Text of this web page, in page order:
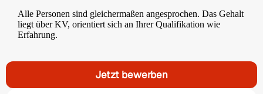
Alle Personen sind gleichermaßen angesprochen. Das Gehalt
liegt über KV, orientiert sich an Ihrer Qualifikation wie
Erfahrung.
Jetzt bewerben